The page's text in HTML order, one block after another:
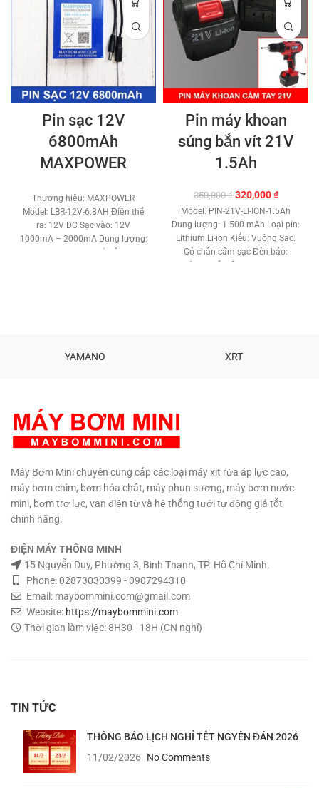
Pin sạc 12V
6800mAh
MAXPOWER
Thương hiệu: MAXPOWER
Model: LBR-12V-6.8AH Điện thế
ra: 12V DC Sạc vào: 12V
1000mA – 2000mA Dung lượng:
thước: 115 x 70 x 40 mm. Trọng
Pin máy khoan
súng bắn vít 21V
1.5Ah
350,000₫ Giá
gốc
là:
350,000 ₫.
320,000₫Giá
hiện
tại
là:
320,000
Model: PIN-21V-LI-ION-1.5Ah
Dung lượng: 1.500 mAh Loại pin:
Lithium Li-ion Kiểu: Vuông Sạc:
Có chân cấm sạc Đèn báo:
YAMANO XRT
Máy Bơm Mini chuyên cung cấp các loại máy xịt rửa áp lực cao,
máy bơm chìm, bơm hóa chất, máy phun sương, máy bơm nước
mini, bơm trợ lực, van điện từ và hệ thống tưới tự động giá tốt
chính hãng.
ĐIỆN MÁY THÔNG MINH
15 Nguyễn Duy, Phường 3, Bình Thạnh, TP. Hồ Chí Minh.
Phone: 02873030399 - 0907294310
Email: maybommini.com@gmail.com
Website: https://maybommini.com
Thời gian làm việc: 8H30 - 18H (CN nghỉ)
TIN TỨC
THÔNG BÁO LỊCH NGHỈ TẾT NGYÊN ĐÁN 2026
11/02/2026
No Comments